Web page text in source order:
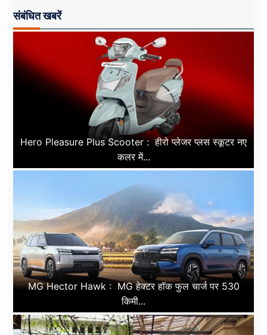
संबंधित खबरें
Hero Pleasure Plus Scooter : हीरो प्लेजर प्लस स्कूटर नए
कलर में...
MG Hector Hawk : MG हेक्टर हॉक फुल चार्ज पर 530
किमी...